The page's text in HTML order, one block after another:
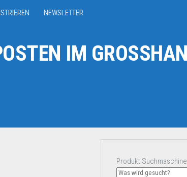
NEWSLETTER
IM
Produkt Suchmaschine